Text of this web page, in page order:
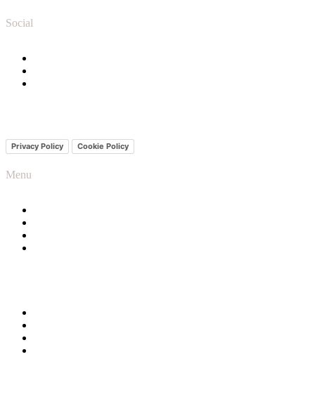
Social
Privacy Policy Cookie Policy
Menu